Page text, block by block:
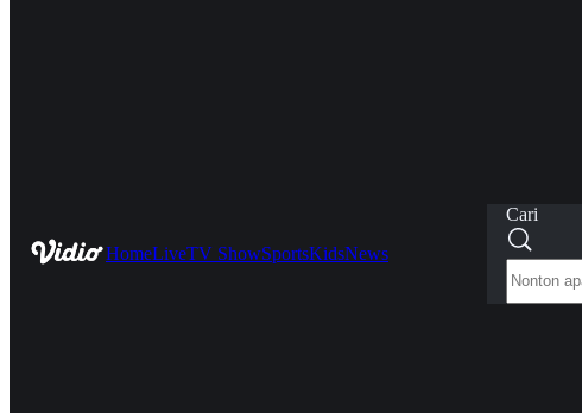
HomeLiveTV ShowSportsKidsNews
Cari